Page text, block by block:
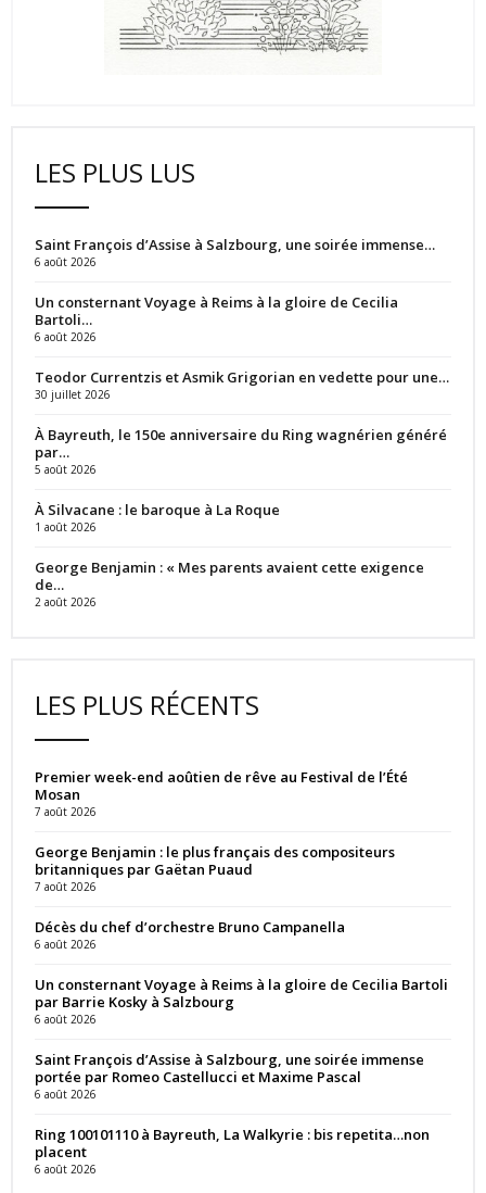
LES PLUS LUS
Saint François d’Assise à Salzbourg, une soirée immense…
6 août 2026
Un consternant Voyage à Reims à la gloire de Cecilia
Bartoli…
6 août 2026
Teodor Currentzis et Asmik Grigorian en vedette pour une…
30 juillet 2026
À Bayreuth, le 150e anniversaire du Ring wagnérien généré
par…
5 août 2026
À Silvacane : le baroque à La Roque
1 août 2026
George Benjamin : « Mes parents avaient cette exigence
de…
2 août 2026
LES PLUS RÉCENTS
Premier week-end aoûtien de rêve au Festival de l’Été
Mosan
7 août 2026
George Benjamin : le plus français des compositeurs
britanniques par Gaëtan Puaud
7 août 2026
Décès du chef d’orchestre Bruno Campanella
6 août 2026
Un consternant Voyage à Reims à la gloire de Cecilia Bartoli
par Barrie Kosky à Salzbourg
6 août 2026
Saint François d’Assise à Salzbourg, une soirée immense
portée par Romeo Castellucci et Maxime Pascal
6 août 2026
Ring 100101110 à Bayreuth, La Walkyrie : bis repetita…non
placent
6 août 2026